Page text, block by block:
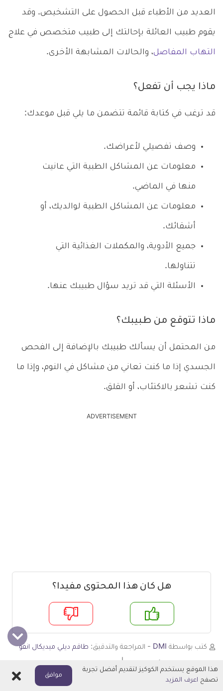
العديد من الأطباء قبل الحصول على التشخيص. وقد
يقوم طبيب العائلة بإحالتك إلى طبيب متخصص في علاج
التهاب المفاصل، والحالات المشابهة الأخرى.
ماذا يجب أن تفعل؟
قد ترغب في كتابة قائمة تتضمن ما يلي قبل موعدك:
وصف تفصيلي لأعراضك.
معلومات عن المشاكل الطبية التي عانيت
منها في الماضي.
معلومات عن المشاكل الطبية لوالديك، أو
أشقائك.
جميع الأدوية، والمكملات الغذائية التي
تتناولها.
الأسئلة التي قد تريد سؤال طبيبك عنها.
ماذا تتوقع من طبيبك؟
من المحتمل أن يسألك طبيبك بالإضافة إلى الفحص
الجسدي إذا ما كنت تعاني من مشاكل في النوم، وإذا ما
كنت تشعر بالاكتئاب، أو القلق.
ADVERTISEMENT
هل كان هذا المحتوى مفيدا؟
لا
كتب بواسطة DMI - المراجعة والتدقيق: طاقم ديلي ميديكال انفو
تاريخ التحديث:1 يونيو 2021
هذا الموقع يستخدم الكوكيز لتقديم أفضل تجربة
تصفح اعرف المزيد
موافق اغلاق